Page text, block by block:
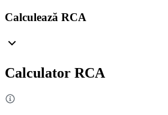
Calculează RCA
Calculator RCA